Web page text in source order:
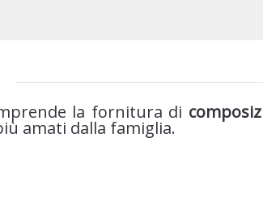
la fornitura di
amati dalla famiglia.